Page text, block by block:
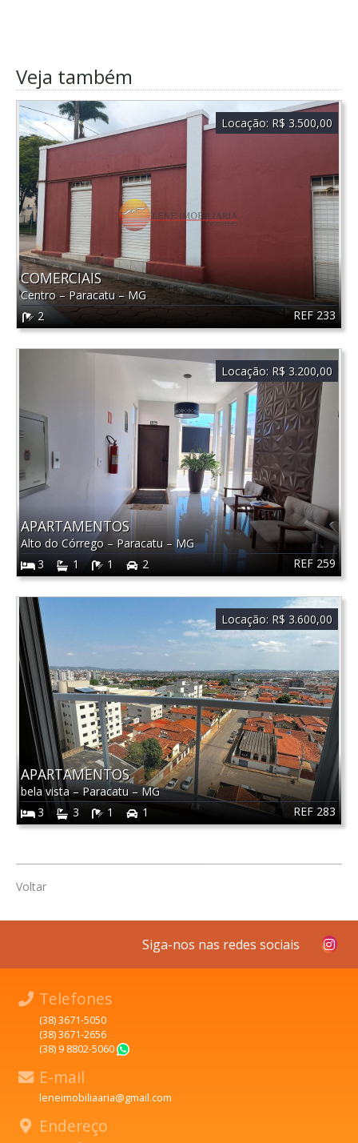
Veja também
REF 233
COMERCIAIS
Centro–Paracatu–MG
2
Locação: R$ 3.500,00
REF 259
APARTAMENTOS
Alto do Córrego – Paracatu –MG
3
1 1 2
Locação: R$ 3.200,00
REF 283
APARTAMENTOS
bela vista–Paracatu– MG
3
3 1 1
Locação: R$ 3.600,00
Voltar
Siga-nos nas redes sociais
Telefones
(38) 3671-5050
(38) 3671-2656
(38) 9 8802-5060
E-mail
leneimobiliaaria@gmail.com
Endereço